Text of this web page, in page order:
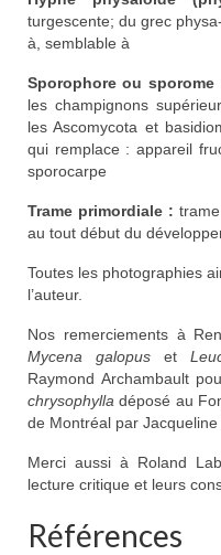
turgescente; du grec
à, semblable à
Sporophore ou sporome
les champignons
les Ascomycota et
qui remplace : appareil
sporocarpe
Trame primordiale :
au tout début du
Toutes les photographies
l’auteur.
Nos remerciements à
Mycena galopuset
Raymond Archambault
chrysophylla déposé au
de Montréal par Jacqueline
Merci aussi à Roland
lecture critique et leurs
Références